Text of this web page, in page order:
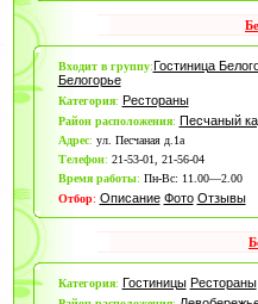
Входит в группу:Гостиница
Белогорье
Категория: Рестораны
Район расположения: Песчаный
Адрес: ул. Песчаная д.1а
Телефон: 21-53-01, 21-56-04
Время работы: Пн-Вс: 11.00—2.00
Отбор: Описание Фото Отзывы
Категория: Гостиницы Рестораны